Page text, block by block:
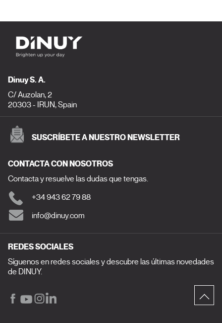
Dinuy S. A.
C/ Auzolan, 2
20303 - IRUN, Spain
SUSCRÍBETE A NUESTRO NEWSLETTER
CONTACTA CON NOSOTROS
Contacta y resuelve las dudas que tengas.
+34 943 62 79 88
info@dinuy.com
REDES SOCIALES
Síguenos en redes sociales y descubre las últimas novedades
de DINUY.